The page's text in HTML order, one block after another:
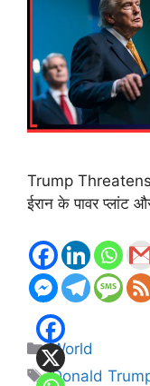
Trump Threatens
ईरान के पावर प्लांट
Categories
World
Tags
Donald